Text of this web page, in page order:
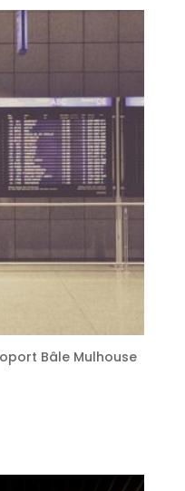
Bâle Mulhouse